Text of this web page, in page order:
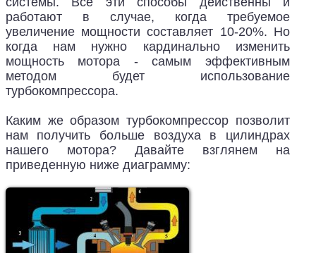
работают в случае, когда требуемое
увеличение мощности составляет 10-20%. Но
когда нам нужно кардинально изменить
мощность мотора - самым эффективным
методом будет использование
турбокомпрессора.
Каким же образом турбокомпрессор позволит
нам получить больше воздуха в цилиндрах
нашего мотора? Давайте взглянем на
приведенную ниже диаграмму: